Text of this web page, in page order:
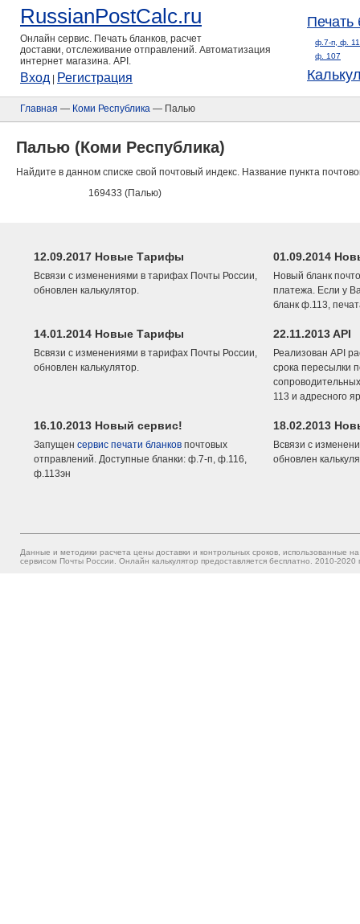
RussianPostCalc.ru
Онлайн сервис. Печать бланков, расчет
доставки, отслеживание отправлений. Автоматизация
интернет магазина. API.
Вход Регистрация
Печать
ф.7-п, ф.
ф. 107
Главная — Коми Республика — Палью
Палью (Коми Республика)
Найдите в данном списке свой почтовый индекс. Название пункта
169433 (Палью)
12.09.2017 Новые Тарифы
Всвязи с изменениями в тарифах Почты России,
обновлен калькулятор.
01.09.2014
Новый бланк
платежа. Если у
бланк ф.113,
14.01.2014 Новые Тарифы
Всвязи с изменениями в тарифах Почты России,
обновлен калькулятор.
22.11.2013 API
Реализован API
срока пересылки
113 и адресного
16.10.2013 Новый сервис!
Запущен сервис печати бланков почтовых
отправлений. Доступные бланки: ф.7-п, ф.116,
ф.113эн
18.02.2013
Всвязи с
обновлен
Данные и методики расчета цены доставки и контрольных сроков, использованные
сервисом Почты России. Онлайн калькулятор предоставляется бесплатно. 2010-2020